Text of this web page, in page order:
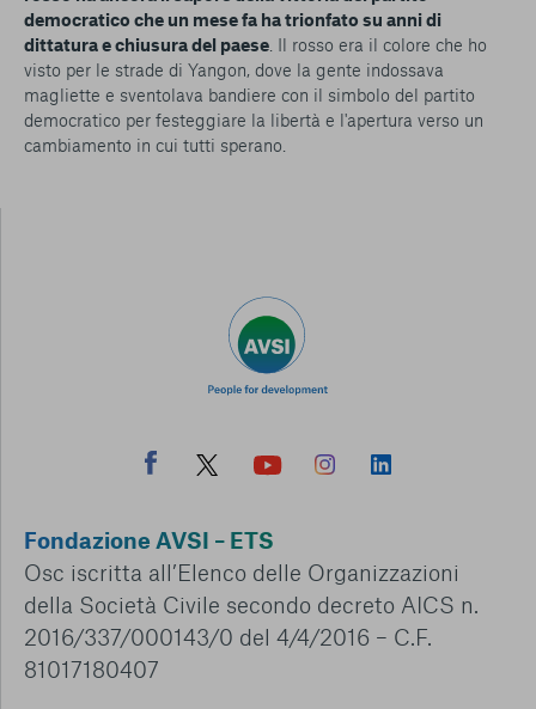
democratico che un mese fa ha trionfato su anni di
dittatura e chiusura del paese . Il rosso era il colore che ho
visto per le strade di Yangon, dove la gente indossava
magliette e sventolava bandiere con il simbolo del partito
democratico per festeggiare la libertà e l'apertura verso un
cambiamento in cui tutti sperano.
Fondazione AVSI – ETS
Osc iscritta all’Elenco delle Organizzazioni
della Società Civile secondo decreto AICS n.
2016/337/000143/0 del 4/4/2016 – C.F.
81017180407